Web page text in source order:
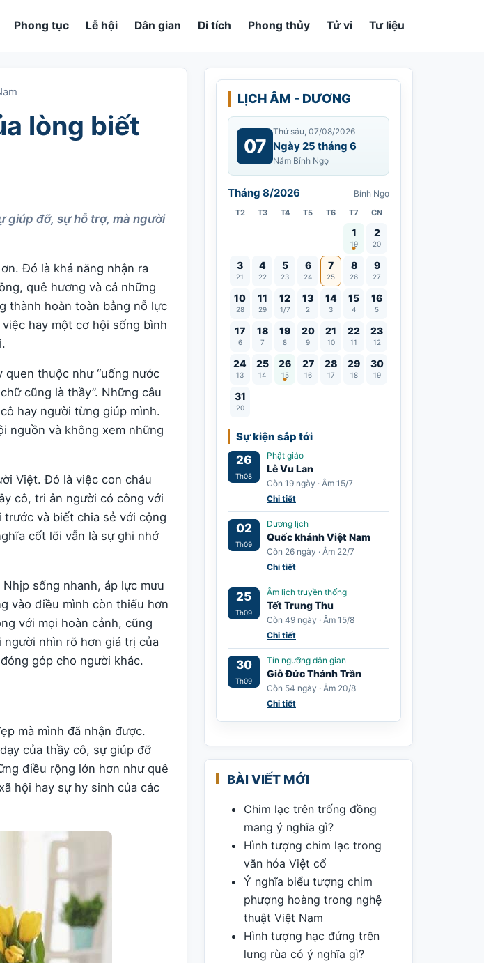
Phong tục Lễ hội Dân gian Di tích Phong thủy Tử vi Tư liệu
lòng biết
giúp đỡ, sự hỗ trợ, mà người
Đó là khả năng nhận ra
quê hương và cả những
thành hoàn toàn bằng nỗ lực
hay một cơ hội sống bình
quen thuộc như “uống nước
cũng là thầy”. Những câu
hay người từng giúp mình.
nguồn và không xem những
Việt. Đó là việc con cháu
cô, tri ân người có công với
và biết chia sẻ với cộng
cốt lõi vẫn là sự ghi nhớ
sống nhanh, áp lực mưu
vào điều mình còn thiếu hơn
với mọi hoàn cảnh, cũng
nhìn rõ hơn giá trị của
góp cho người khác.
mà mình đã nhận được.
của thầy cô, sự giúp đỡ
điều rộng lớn hơn như quê
hội hay sự hy sinh của các
LỊCH ÂM - DƯƠNG
07
Thứ sáu, 07/08/2026
Ngày 25 tháng 6
Năm Bính Ngọ
Tháng 8/2026 Bính Ngọ
T2 T3 T4 T5 T6 T7 CN
1
19
Vía Quán Thế Âm thành đạo
2
20
3
21
4
22
5
23
6
24
7
25
8
26
9
27
10
28
11
29
12
1/7
13
2
14
3
15
4
16
5
17
6
18
7
19
8
20
9
21
10
22
11
23
12
24
13
25
14
26
15
Lễ Vu Lan
27
16
28
17
29
18
30
19
31
20
Sự kiện sắp tới
26
Th08
Phật giáo
Lễ Vu Lan
Còn 19 ngày · Âm 15/7
Chi tiết
02
Th09
Dương lịch
Quốc khánh Việt Nam
Còn 26 ngày · Âm 22/7
Chi tiết
25
Th09
Âm lịch truyền thống
Tết Trung Thu
Còn 49 ngày · Âm 15/8
Chi tiết
30
Th09
Tín ngưỡng dân gian
Giỗ Đức Thánh Trần
Còn 54 ngày · Âm 20/8
Chi tiết
BÀI VIẾT MỚI
Chim lạc trên trống đồng
mang ý nghĩa gì?
Hình tượng chim lạc trong
văn hóa Việt cổ
Ý nghĩa biểu tượng chim
phượng hoàng trong nghệ
thuật Việt Nam
Hình tượng hạc đứng trên
lưng rùa có ý nghĩa gì?